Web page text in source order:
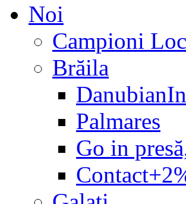
Noi
Campioni
Brăila
Palmares
Go in